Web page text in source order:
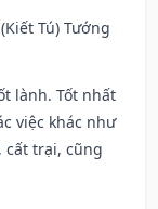
Tú) Tướng
lành. Tốt nhất
việc khác như
cất trại, cũng